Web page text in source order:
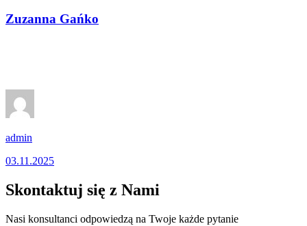
Zuzanna Gańko
admin
03.11.2025
Skontaktuj się z Nami
Nasi konsultanci odpowiedzą na Twoje każde pytanie